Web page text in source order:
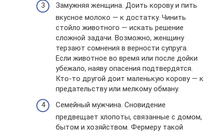
Замужняя женщина. Доить корову и пить
вкусное молоко — к достатку. Чинить
стойло животного — искать решение
сложной задачи. Возможно, женщину
терзают сомнения в верности супруга.
Если животное во время или после дойки
убежало, наяву опасения подтвердятся.
Кто-то другой доит маленькую корову — к
предательству или мелкому обману.
Семейный мужчина. Сновидение
предвещает хлопоты, связанные с домом,
бытом и хозяйством. Фермеру такой